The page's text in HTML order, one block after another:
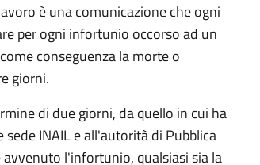
è una comunicazione che ogni
per ogni infortunio occorso ad un
conseguenza la morte o
giorni.
di due giorni, da quello in cui ha
INAIL e all'autorità di Pubblica
avvenuto l'infortunio, qualsiasi sia la